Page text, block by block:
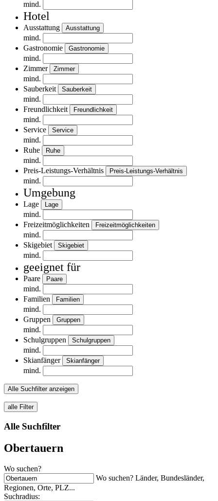
mind.
Hotel
Ausstattung Ausstattung
mind.
Gastronomie
Gastronomie
mind.
Zimmer
Zimmer
mind.
Sauberkeit
Sauberkeit
mind.
Freundlichkeit
Freundlichkeit
mind.
Service
Service
mind.
Ruhe
Ruhe
mind.
Preis-Leistungs-Verhältnis
Preis-Leistungs-Verhältnis
mind.
Umgebung
Lage Lage
mind.
Freizeitmöglichkeiten
Freizeitmöglichkeiten
mind.
Skigebiet
Skigebiet
mind.
geeignet für
Paare Paare
mind.
Familien
Familien
mind.
Gruppen
Gruppen
mind.
Schulgruppen
Schulgruppen
mind.
Skianfänger
Skianfänger
mind.
Alle Suchfilter anzeigen
alle Filter
Alle Suchfilter
Obertauern
Wo suchen?
Wo suchen? Länder, Bundesländer,
Regionen, Orte, PLZ...
Suchradius: